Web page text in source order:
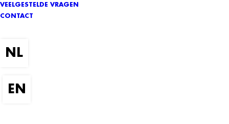
VEELGESTELDE VRAGEN
CONTACT